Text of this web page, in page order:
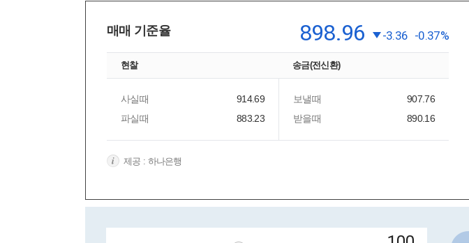
매매 기준율 898.96 -3.36 -0.37%
현찰 송금(전신환)
사실때 914.69 보낼때
907.76
파실때
883.23 받을때 890.16
제공 : 하나은행